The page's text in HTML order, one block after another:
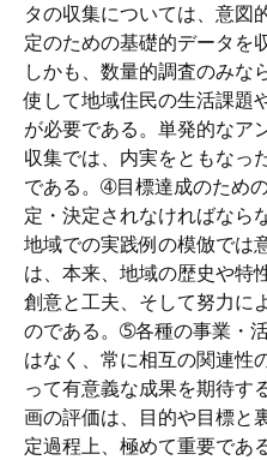
タの収集については、意図
定のための基礎的データを
しかも、数量的調査のみな
使して地域住民の生活課題
が必要である。単発的なア
収集では、内実をともなっ
である。➃目標達成のため
定・決定されなければなら
地域での実践例の模倣では
は、本来、地域の歴史や特
創意と工夫、そして努力に
のである。➄各種の事業・
はなく、常に相互の関連性
って有意義な成果を期待す
画の評価は、目的や目標と
定過程上、極めて重要であ